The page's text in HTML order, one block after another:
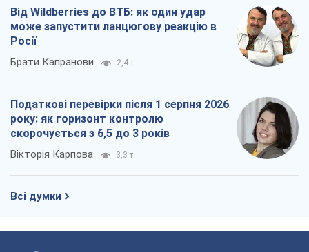
Від Wildberries до ВТБ: як один удар
може запустити ланцюгову реакцію в
Росії
Брати Капранови 2,4 т.
Податкові перевірки після 1 серпня 2026
року: як горизонт контролю
скорочується з 6,5 до 3 років
Вікторія Карпова 3,3 т.
Всі думки